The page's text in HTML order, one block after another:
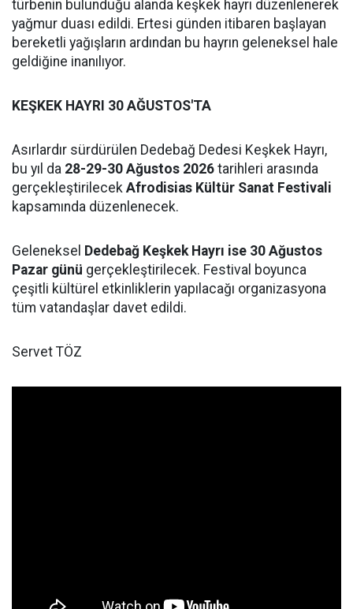
türbenin bulunduğu alanda keşkek hayrı düzenlenerek
yağmur duası edildi. Ertesi günden itibaren başlayan
bereketli yağışların ardından bu hayrın geleneksel hale
geldiğine inanılıyor.
KEŞKEK HAYRI 30 AĞUSTOS'TA
Asırlardır sürdürülen Dedebağ Dedesi Keşkek Hayrı,
bu yıl da 28-29-30 Ağustos 2026 tarihleri arasında
gerçekleştirilecek Afrodisias Kültür Sanat Festivali
kapsamında düzenlenecek.
Geleneksel Dedebağ Keşkek Hayrı ise 30 Ağustos
Pazar günü gerçekleştirilecek. Festival boyunca
çeşitli kültürel etkinliklerin yapılacağı organizasyona
tüm vatandaşlar davet edildi.
Servet TÖZ